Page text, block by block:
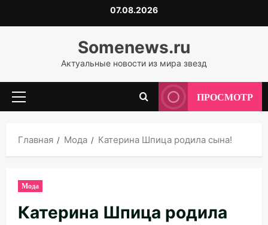
к
07.08.2026
Somenews.ru
Актуальные новости из мира звезд
Основное
ПРОСМОТР
Главная Мода Катерина Шпица родила сына!
Мода
Катерина Шпица родила